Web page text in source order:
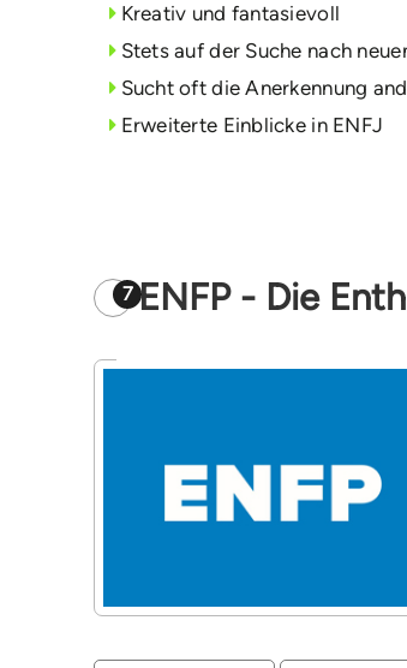
Kreativ und fantasievoll
Stets auf der Suche nach
Sucht oft die Anerkennung
Erweiterte Einblicke in ENFJ
7 ENFP - Die